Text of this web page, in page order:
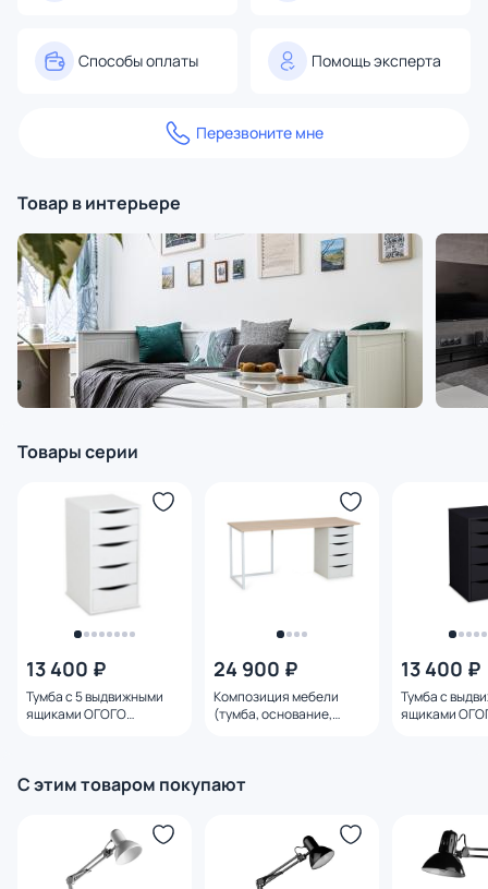
Способы оплаты Помощь эксперта
Перезвоните мне
Товар в интерьере
Товары серии
13 400 ₽
Тумба с 5 выдвижными
ящиками ОГОГО
24 900 ₽
Композиция мебели
(тумба, основание,
13 400 ₽
Тумба с
ящиками
С этим товаром покупают